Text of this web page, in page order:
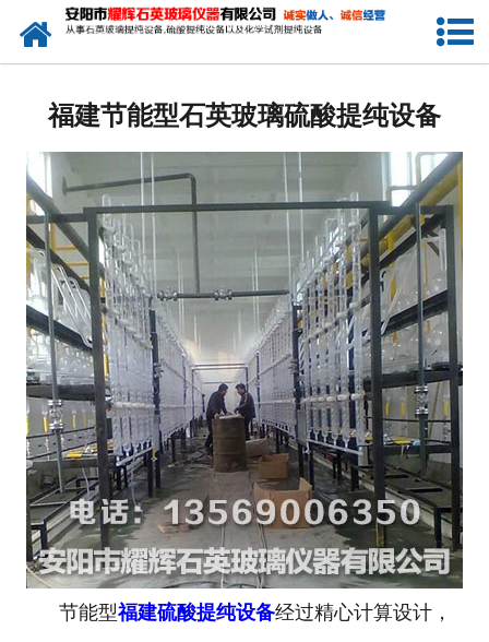
网站首页
福建电子级硫酸提纯设备
福建石英玻璃硫酸提纯设备
- 福建天燃气加热石英玻璃硫酸提纯
设备
- 福建煤加热石英玻璃硫酸提纯设备
- 福建大型一拖二石英玻璃硫酸提纯
设备
福建石英玻璃盐酸提纯设备
福建节能型石英玻璃硫酸提纯设备
节能型福建硫酸提纯设备经过精心计算设计，